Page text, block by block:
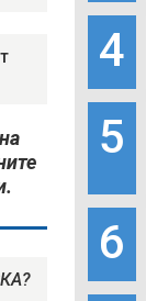
4
5
6